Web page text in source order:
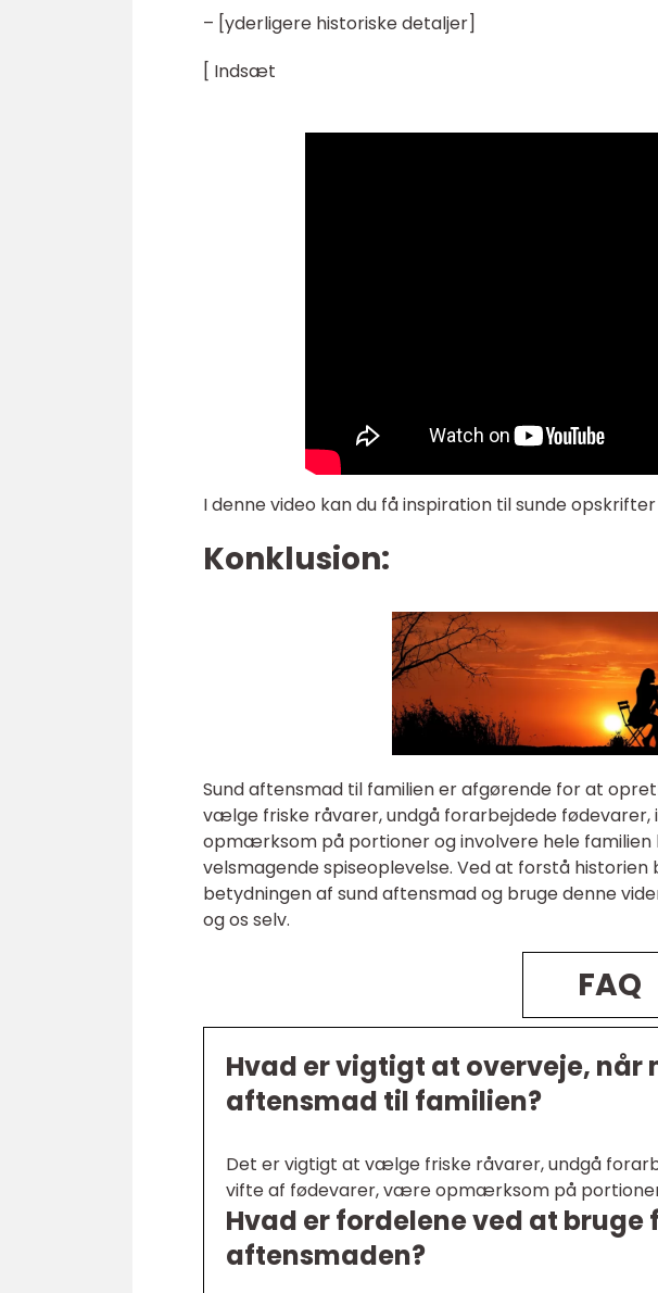
– [yderligere historiske detaljer]
[ Indsæt
I denne video kan du få inspiration til sunde
Konklusion:
Sund aftensmad til familien er afgørende for at
vælge friske råvarer, undgå forarbejdede
opmærksom på portioner og involvere hele familien
velsmagende spiseoplevelse. Ved at forstå
betydningen af sund aftensmad og bruge denne
og os selv.
FAQ
Hvad er vigtigt at overveje, når
aftensmad til familien?
Det er vigtigt at vælge friske råvarer, undgå
vifte af fødevarer, være opmærksom på
Hvad er fordelene ved at bruge
aftensmaden?